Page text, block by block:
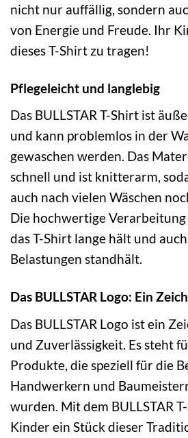
nicht nur auffällig, sondern
von Energie und Freude. Ihr
dieses T-Shirt zu tragen!
Pflegeleicht und langlebig
Das BULLSTAR T-Shirt ist
und kann problemlos in der
gewaschen werden. Das
schnell und ist knitterarm,
auch nach vielen Wäschen
Die hochwertige Verarbeitung
das T-Shirt lange hält und
Belastungen standhält.
Das BULLSTAR Logo: Ein
Das BULLSTAR Logo ist ein
und Zuverlässigkeit. Es steht
Produkte, die speziell für die
Handwerkern und
wurden. Mit dem BULLSTAR
Kinder ein Stück dieser